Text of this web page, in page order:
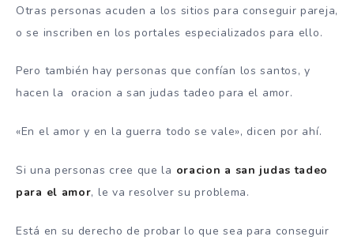
Otras personas acuden a los sitios para conseguir pareja,
o se inscriben en los portales especializados para ello.
Pero también hay personas que confían los santos, y
hacen la oracion a san judas tadeo para el amor.
«En el amor y en la guerra todo se vale», dicen por ahí.
Si una personas cree que la oracion a san judas tadeo
para el amor, le va resolver su problema.
Está en su derecho de probar lo que sea para conseguir